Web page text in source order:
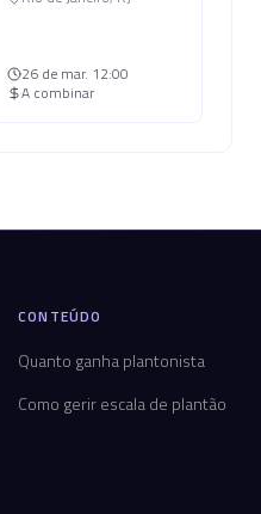
26 de mar. 12:00
A combinar
CONTEÚDO
Quanto ganha plantonista
Como gerir escala de plantão